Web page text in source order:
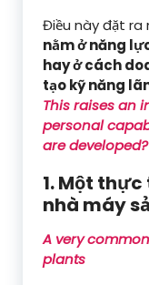
Điều này đặt ra
nằm ở năng
hay ở cách
tạo kỹ năng
This raises an
personal
are developed?
1. Một
nhà máy
A very
plants